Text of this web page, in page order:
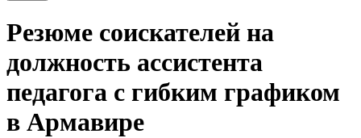
Резюме соискателей на
должность ассистента
педагога с гибким графиком
в Армавире